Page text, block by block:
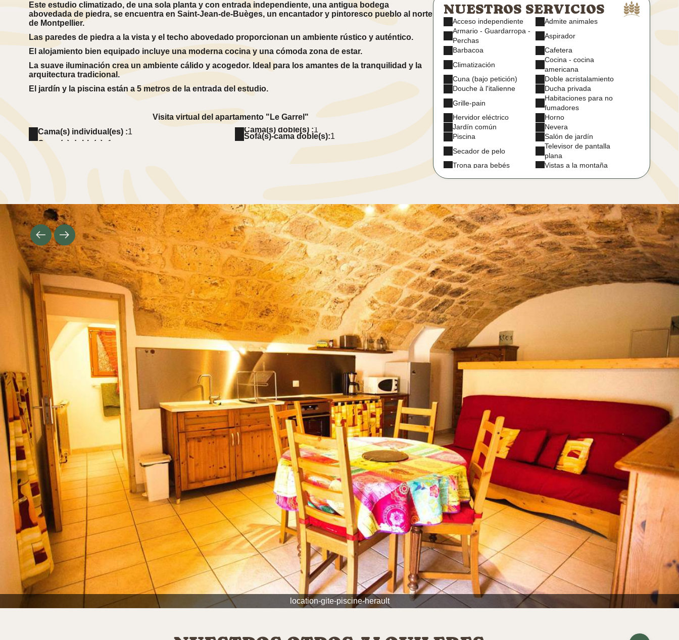
Este estudio climatizado, de una sola planta y con entrada independiente, una antigua bodega
abovedada de piedra, se encuentra en Saint-Jean-de-Buèges, un encantador y pintoresco pueblo al norte
de Montpellier.
Las paredes de piedra a la vista y el techo abovedado proporcionan un ambiente rústico y auténtico.
El alojamiento bien equipado incluye una moderna cocina y una cómoda zona de estar.
La suave iluminación crea un ambiente cálido y acogedor. Ideal para los amantes de la tranquilidad y la
arquitectura tradicional.
El jardín y la piscina están a 5 metros de la entrada del estudio.
Visita virtual del apartamento "Le Garrel"
Cama(s) individual(es) :1 Cama(s) doble(s) :1
Sofá(s)-cama doble(s):1
NUESTROS SERVICIOS
Acceso independiente
Admite animales
Armario - Guardarropa -
Perchas
Aspirador
Barbacoa
Cafetera
Climatización
Cocina - cocina
americana
Cuna (bajo petición)
Doble acristalamiento
Douche à l'italienne
Ducha privada
Grille-pain
Habitaciones para no
fumadores
Hervidor eléctrico
Horno
Jardín común
Nevera
Piscina
Salón de jardín
Secador de pelo
Televisor de pantalla
plana
Trona para bebés
Vistas a la montaña
location-gite-piscine-herault